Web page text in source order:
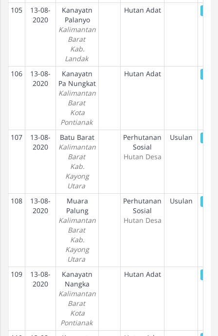
105
13-08-
2020
Kanayatn
Palanyo
Kalimantan
Barat
Kab.
Landak
Hutan Adat
106
13-08-
2020
Kanayatn
Pa Nungkat
Kalimantan
Barat
Kota
Pontianak
Hutan Adat
107
13-08-
2020
Batu Barat
Kalimantan
Barat
Kab.
Kayong
Utara
Perhutanan
Sosial
Hutan Desa
Usulan
108
13-08-
2020
Muara
Palung
Kalimantan
Barat
Kab.
Kayong
Utara
Perhutanan
Sosial
Hutan Desa
Usulan
109
13-08-
2020
Kanayatn
Nangka
Kalimantan
Barat
Kota
Pontianak
Hutan Adat